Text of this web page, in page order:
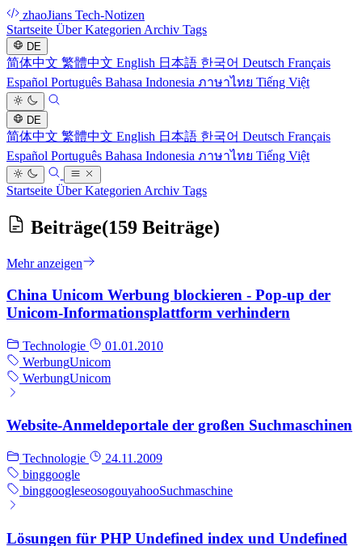
zhaoJians Tech-Notizen
Startseite ÜberKategorien Archiv Tags
DE
简体中文 繁體中文 English 日本語 한국어 Deutsch Français
Español Português Bahasa Indonesia ภาษาไทย Tiếng Việt
DE
简体中文 繁體中文 English 日本語 한국어 Deutsch Français
Español Português Bahasa Indonesia ภาษาไทย Tiếng Việt
Startseite ÜberKategorien Archiv Tags
Beiträge(159 Beiträge)
Mehr anzeigen
China Unicom Werbung blockieren - Pop-up der
Unicom-Informationsplattform verhindern
Technologie
01.01.2010
WerbungUnicom
WerbungUnicom
Website-Anmeldeportale der großen Suchmaschinen
Technologie
24.11.2009
binggoogle
binggoogleseosogouyahooSuchmaschine
Lösungen für PHP Undefined index und Undefined